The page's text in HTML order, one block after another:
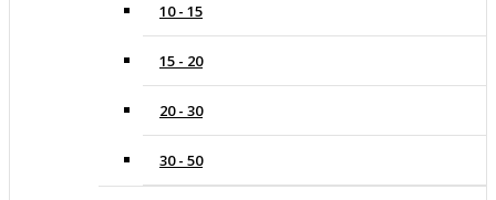
10 - 15
15 - 20
20 - 30
30 - 50